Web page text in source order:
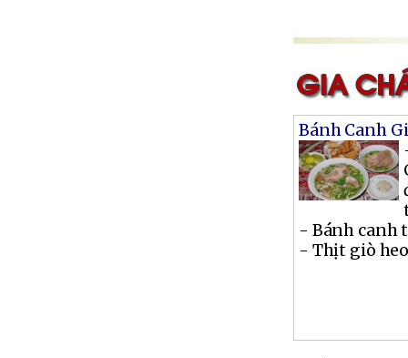
Bánh Canh
- Bánh canh
- Thịt giò